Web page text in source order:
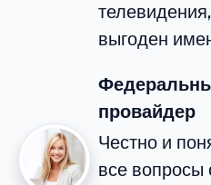
выгоден
провайдер
Честно и
все вопросы